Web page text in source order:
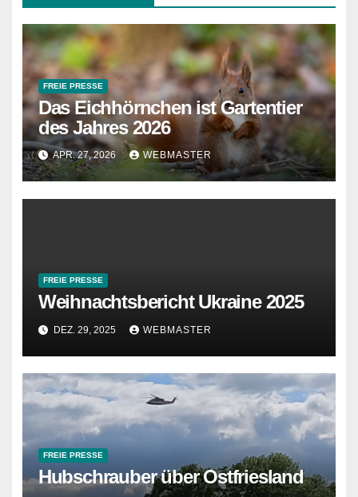
FREIE PRESSE
Das Eichhörnchen ist Gartentier
des Jahres 2026
APR. 27, 2026 WEBMASTER
FREIE PRESSE
Weihnachtsbericht Ukraine 2025
DEZ. 29, 2025 WEBMASTER
FREIE PRESSE
Hubschrauber über Ostfriesland